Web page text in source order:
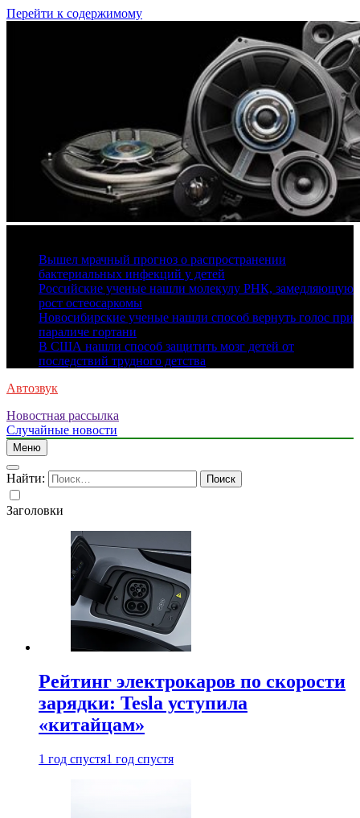
Перейти к содержимому
Вышел мрачный прогноз о распространении
бактериальных инфекций у детей
Российские ученые нашли молекулу РНК, замедляющую
рост остеосаркомы
Новосибирские ученые нашли способ вернуть голос при
параличе гортани
В США нашли способ защитить мозг детей от
последствий трудного детства
Автозвук
Новостная рассылка
Случайные новости
Меню
Найти:
Заголовки
Рейтинг электрокаров по скорости
зарядки: Tesla уступила
«китайцам»
1 год спустя1 год спустя